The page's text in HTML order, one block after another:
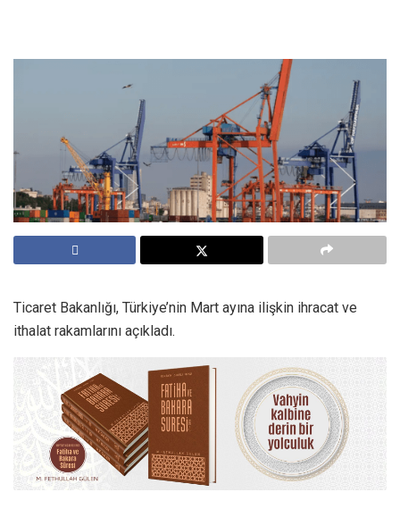
Ticaret Bakanlığı, Türkiye’nin Mart ayına ilişkin ihracat ve
ithalat rakamlarını açıkladı.